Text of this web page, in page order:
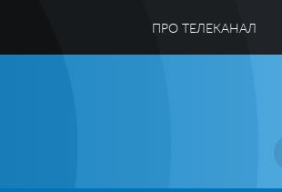
ПРО ТЕЛЕКАНАЛ